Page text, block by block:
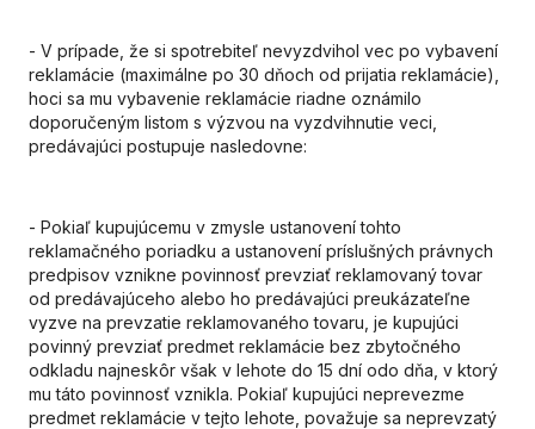
- V prípade, že si spotrebiteľ nevyzdvihol vec po vybavení
reklamácie (maximálne po 30 dňoch od prijatia reklamácie),
hoci sa mu vybavenie reklamácie riadne oznámilo
doporučeným listom s výzvou na vyzdvihnutie veci,
predávajúci postupuje nasledovne:
- Pokiaľ kupujúcemu v zmysle ustanovení tohto
reklamačného poriadku a ustanovení príslušných právnych
predpisov vznikne povinnosť prevziať reklamovaný tovar
od predávajúceho alebo ho predávajúci preukázateľne
vyzve na prevzatie reklamovaného tovaru, je kupujúci
povinný prevziať predmet reklamácie bez zbytočného
odkladu najneskôr však v lehote do 15 dní odo dňa, v ktorý
mu táto povinnosť vznikla. Pokiaľ kupujúci neprevezme
predmet reklamácie v tejto lehote, považuje sa neprevzatý